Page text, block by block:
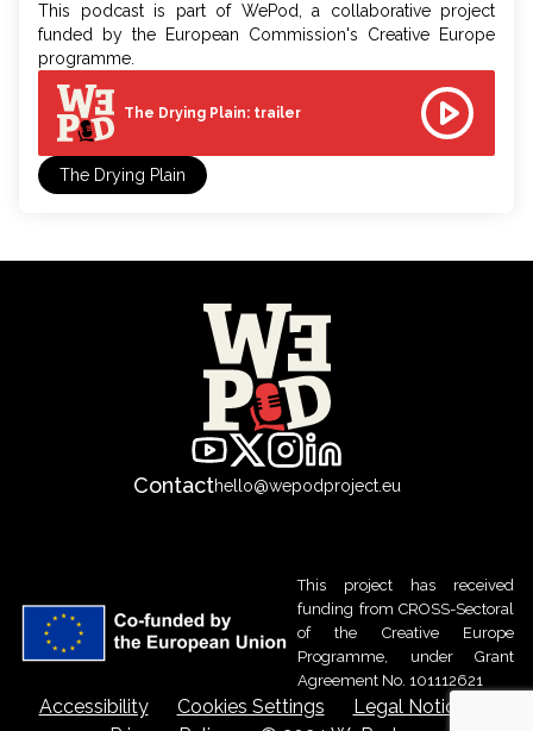
This podcast is part of WePod, a collaborative project
funded by the European Commission's Creative Europe
programme.
The Drying Plain: trailer
The Drying Plain
Contacthello@wepodproject.eu
This project has received
funding from CROSS-Sectoral
of the Creative Europe
Programme, under Grant
Agreement No. 101112621
Accessibility Cookies Settings
Legal Notice